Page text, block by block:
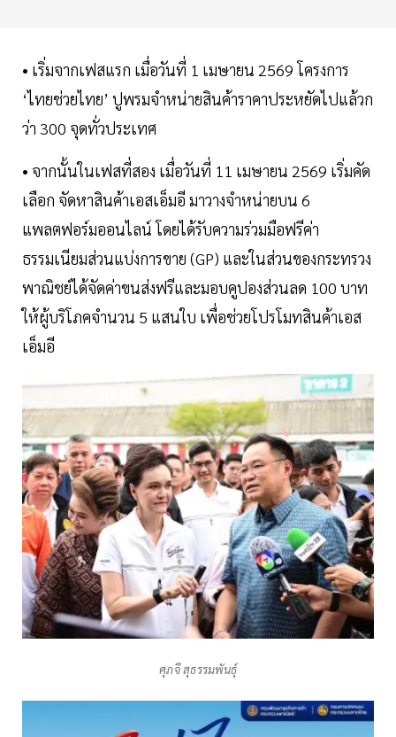
• เริ่มจากเฟสแรก เมื่อวันที่ 1 เมษายน 2569 โครงการ
‘ไทยช่วยไทย’ ปูพรมจำหน่ายสินค้าราคาประหยัดไปแล้วก
ว่า 300 จุดทั่วประเทศ
• จากนั้นในเฟสที่สอง เมื่อวันที่ 11 เมษายน 2569 เริ่มคัด
เลือก จัดหาสินค้าเอสเอ็มอี มาวางจำหน่ายบน 6
แพลตฟอร์มออนไลน์ โดยได้รับความร่วมมือฟรีค่า
ธรรมเนียมส่วนแบ่งการขาย (GP) และในส่วนของกระทรวง
พาณิชย์ได้จัดค่าขนส่งฟรีและมอบคูปองส่วนลด 100 บาท
ให้ผู้บริโภคจำนวน 5 แสนใบ เพื่อช่วยโปรโมทสินค้าเอส
เอ็มอี
ศุภจี สุธรรมพันธุ์